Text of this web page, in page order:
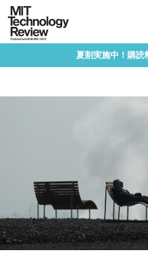
夏割実施中！購読